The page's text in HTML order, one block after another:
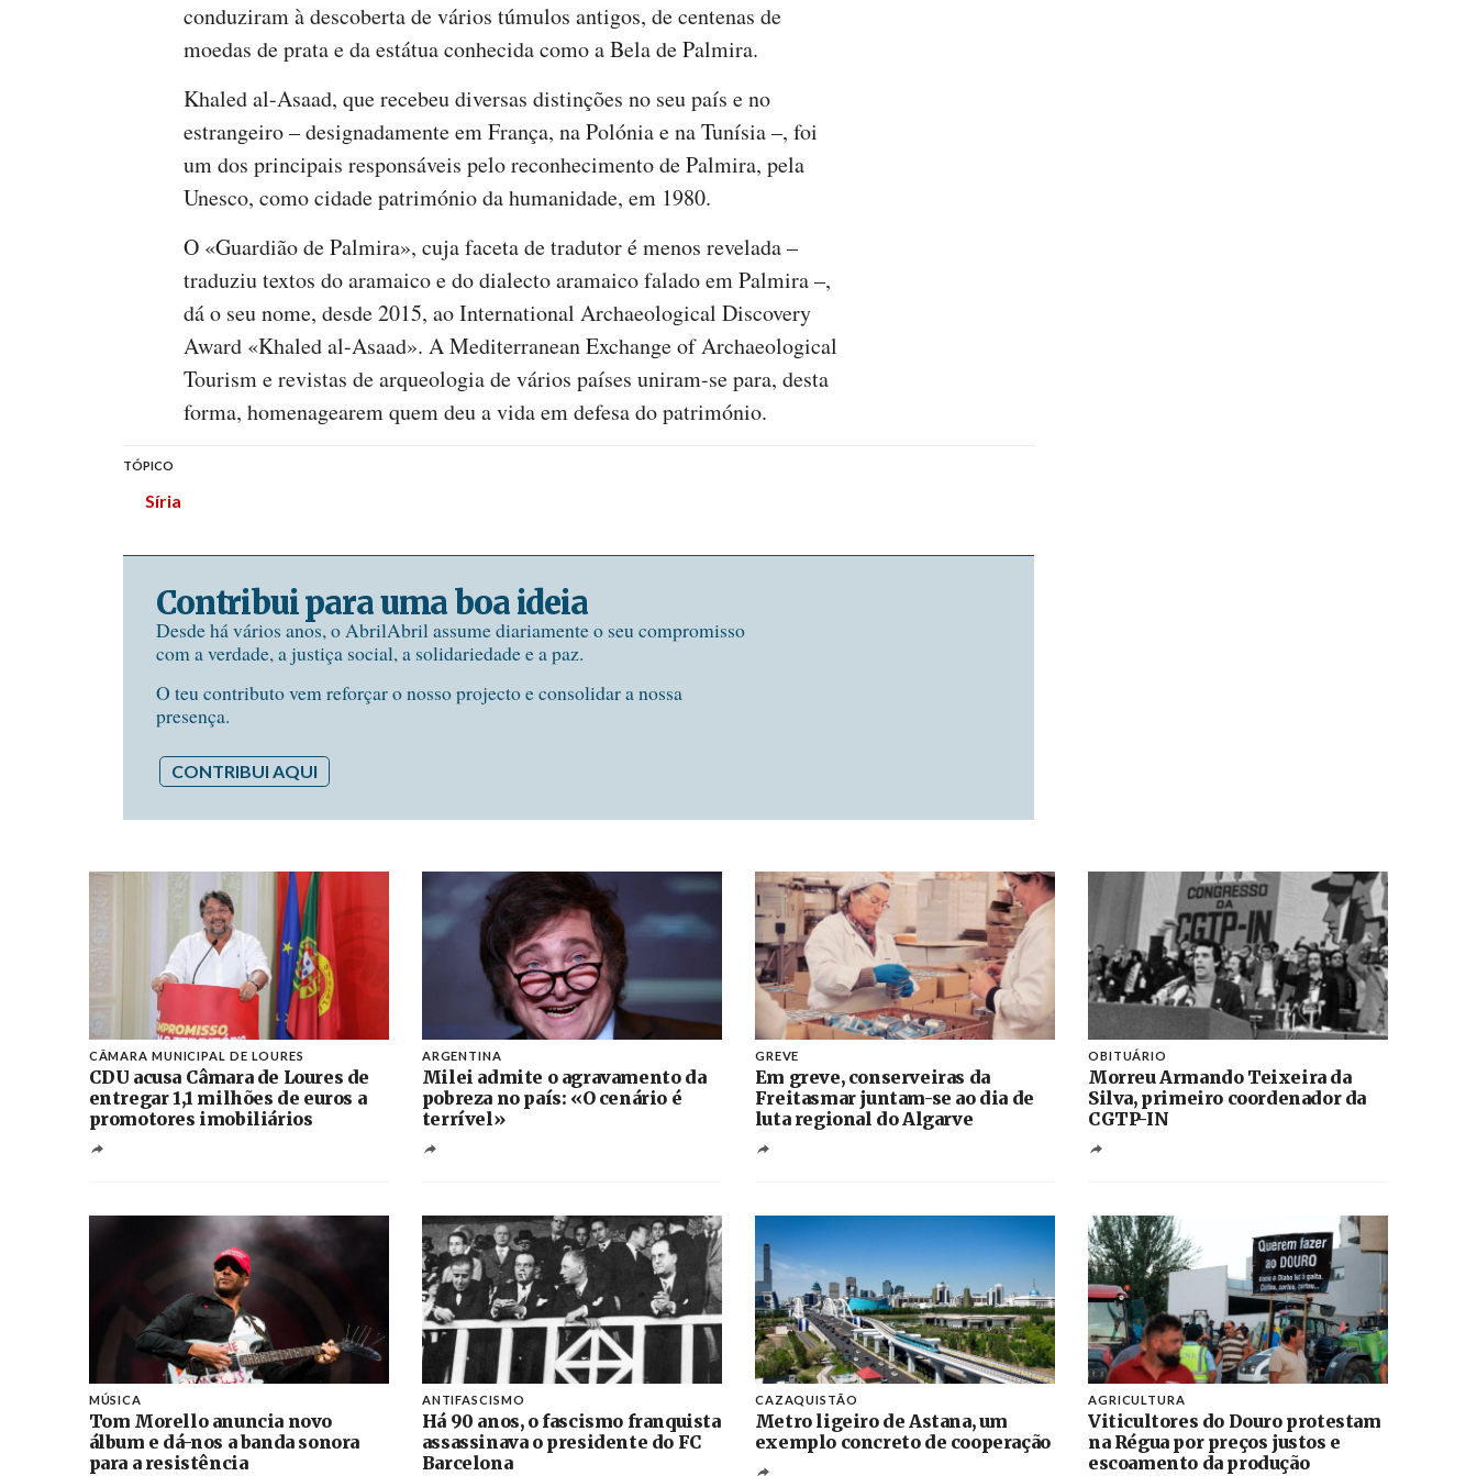
conduziram à descoberta de vários túmulos antigos, de centenas de
moedas de prata e da estátua conhecida como a Bela de Palmira.
Khaled al-Asaad, que recebeu diversas distinções no seu país e no
estrangeiro – designadamente em França, na Polónia e na Tunísia –, foi
um dos principais responsáveis pelo reconhecimento de Palmira, pela
Unesco, como cidade património da humanidade, em 1980.
O «Guardião de Palmira», cuja faceta de tradutor é menos revelada –
traduziu textos do aramaico e do dialecto aramaico falado em Palmira –,
dá o seu nome, desde 2015, ao International Archaeological Discovery
Award «Khaled al-Asaad». A Mediterranean Exchange of Archaeological
Tourism e revistas de arqueologia de vários países uniram-se para, desta
forma, homenagearem quem deu a vida em defesa do património.
TÓPICO
Síria
Contribui para uma boa ideia
Desde há vários anos, o AbrilAbril assume diariamente o seu compromisso
com a verdade, a justiça social, a solidariedade e a paz.
O teu contributo vem reforçar o nosso projecto e consolidar a nossa
presença.
CONTRIBUI AQUI
CÂMARA MUNICIPAL DE LOURES
CDU acusa Câmara de Loures de
entregar 1,1 milhões de euros a
promotores imobiliários
ARGENTINA
Milei admite o agravamento da
pobreza no país: «O cenário é
terrível»
GREVE
Em greve, conserveiras da
Freitasmar juntam-se ao dia de
luta regional do Algarve
OBITUÁRIO
Morreu Armando Teixeira da
Silva, primeiro coordenador da
CGTP-IN
MÚSICA
Tom Morello anuncia novo
álbum e dá-nos a banda sonora
para a resistência
ANTIFASCISMO
Há 90 anos, o fascismo franquista
assassinava o presidente do FC
Barcelona
CAZAQUISTÃO
Metro ligeiro de Astana, um
exemplo concreto de cooperação
AGRICULTURA
Viticultores do Douro protestam
na Régua por preços justos e
escoamento da produção